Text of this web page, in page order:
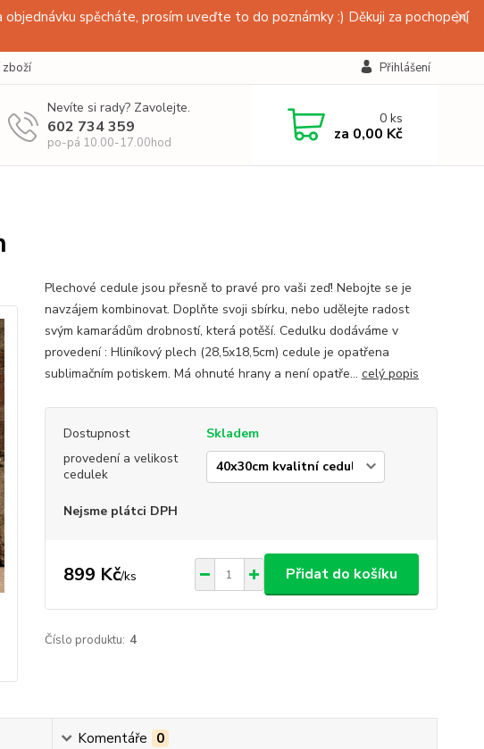
spěcháte, prosím uveďte to do poznámky :) Děkuji za pochopení
zboží Přihlášení
Nevíte si rady? Zavolejte.
602 734 359
po-pá 10.00-17.00hod
0ks
za 0,00 Kč
Plechové cedule jsou přesně to pravé pro vaši zeď! Nebojte se je
navzájem kombinovat. Doplňte svoji sbírku, nebo udělejte radost
svým kamarádům drobností, která potěší. Cedulku dodáváme v
provedení : Hliníkový plech (28,5x18,5cm) cedule je opatřena
sublimačním potiskem. Má ohnuté hrany a není opatře... celý popis
Dostupnost
Skladem
provedení a velikost
cedulek
Nejsme plátci DPH
899 Kč/ks Přidat do košíku
Číslo produktu: 4
Komentáře 0